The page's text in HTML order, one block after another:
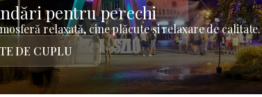
pentru perechi
relaxată, cine plăcute și relaxare de calitate.
DE CUPLU